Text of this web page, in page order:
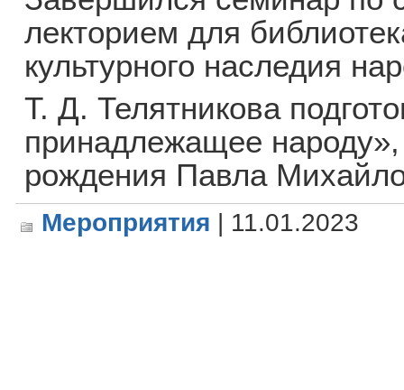
лекторием для
культурного наследия
Т. Д. Телятникова
принадлежащее
рождения Павла
Мероприятия | 11.01.2023